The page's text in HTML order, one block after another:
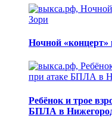
Ночной
Ребёнок и трое
БПЛА в